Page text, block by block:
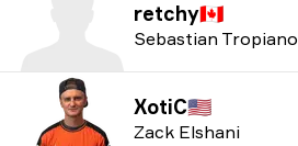
retchy🇨🇦
Sebastian Tropiano
XotiC🇺🇸
Zack Elshani